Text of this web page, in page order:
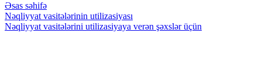
Əsas səhifə
Nəqliyyat vasitələrinin utilizasiyası
Nəqliyyat vasitələrini utilizasiyaya verən şəxslər üçün